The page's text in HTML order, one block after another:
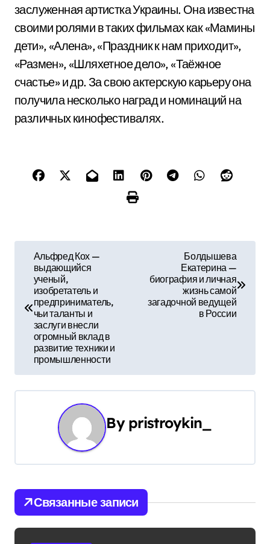
заслуженная артистка Украины. Она известна
своими ролями в таких фильмах как «Мамины
дети», «Алена», «Праздник к нам приходит»,
«Размен», «Шляхетное дело», «Таёжное
счастье» и др. За свою актерскую карьеру она
получила несколько наград и номинаций на
различных кинофестивалях.
в
а
о
з
Альфред Кох —
выдающийся
ученый,
изобретатель и
предприниматель,
чьи таланты и
заслуги внесли
огромный вклад в
развитие техники и
промышленности
Болдышева
Екатерина —
биография и личная
жизнь самой
загадочной ведущей
в России
By pristroykin_
Связанные записи